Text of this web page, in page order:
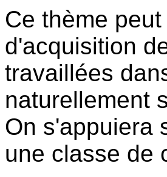
Ce thème
d'acquisition
travaillées
naturellement
On s'appuiera
une classe de